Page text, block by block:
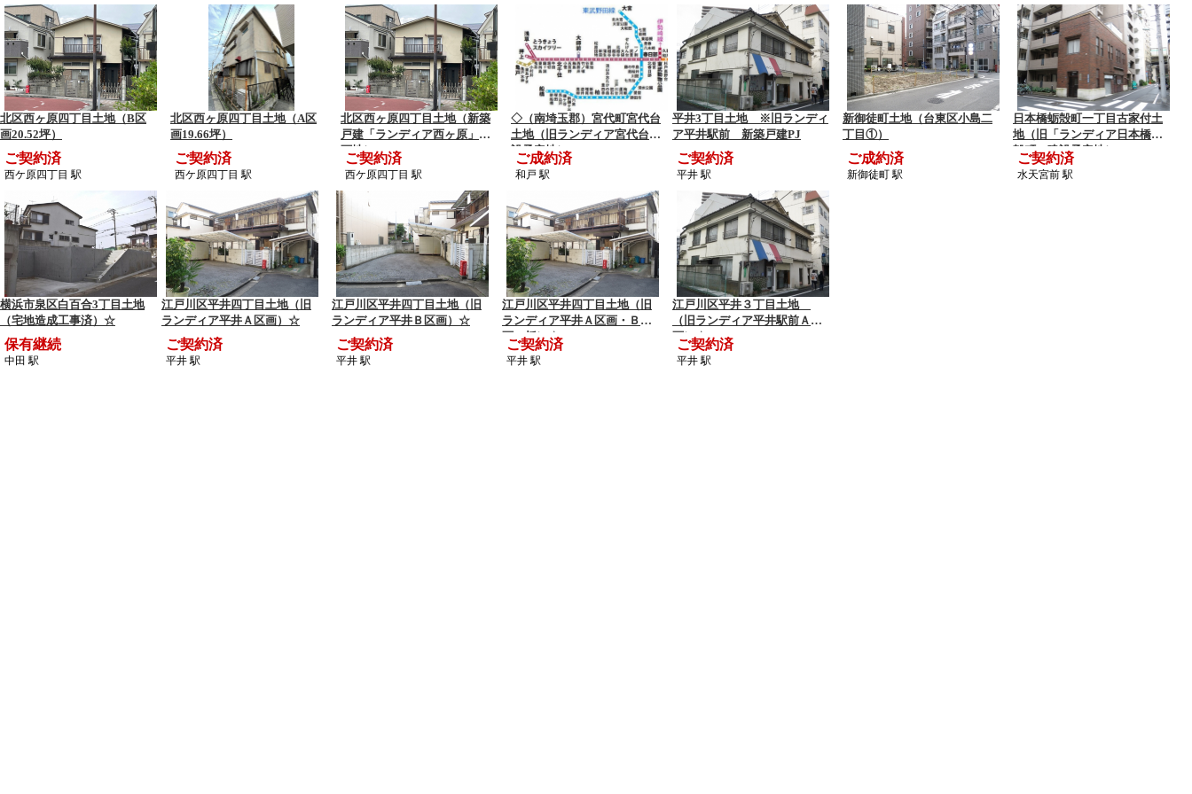
北区西ヶ原四丁目土地（B区
画20.52坪）
ご契約済
西ケ原四丁目 駅
北区西ヶ原四丁目土地（A区
画19.66坪）
ご契約済
西ケ原四丁目 駅
北区西ヶ原四丁目土地（新築
戸建「ランディア西ヶ原」計
画地）
ご契約済
西ケ原四丁目 駅
◇（南埼玉郡）宮代町宮代台
土地（旧ランディア宮代台建
設予定地）
ご成約済
和戸 駅
平井3丁目土地 ※旧ランディ
ア平井駅前 新築戸建PJ
ご契約済
平井 駅
新御徒町土地（台東区小島二
丁目①）
ご成約済
新御徒町 駅
日本橋蛎殻町一丁目古家付土
地（旧「ランディア日本橋蛎
殻町」建設予定地）
ご契約済
水天宮前 駅
横浜市泉区白百合3丁目土地
（宅地造成工事済）☆
保有継続
中田 駅
江戸川区平井四丁目土地（旧
ランディア平井Ａ区画）☆
ご契約済
平井 駅
江戸川区平井四丁目土地（旧
ランディア平井Ｂ区画）☆
ご契約済
平井 駅
江戸川区平井四丁目土地（旧
ランディア平井Ａ区画・Ｂ区
画一括）☆
ご契約済
平井 駅
江戸川区平井３丁目土地
（旧ランディア平井駅前Ａ区
画）☆
ご契約済
平井 駅